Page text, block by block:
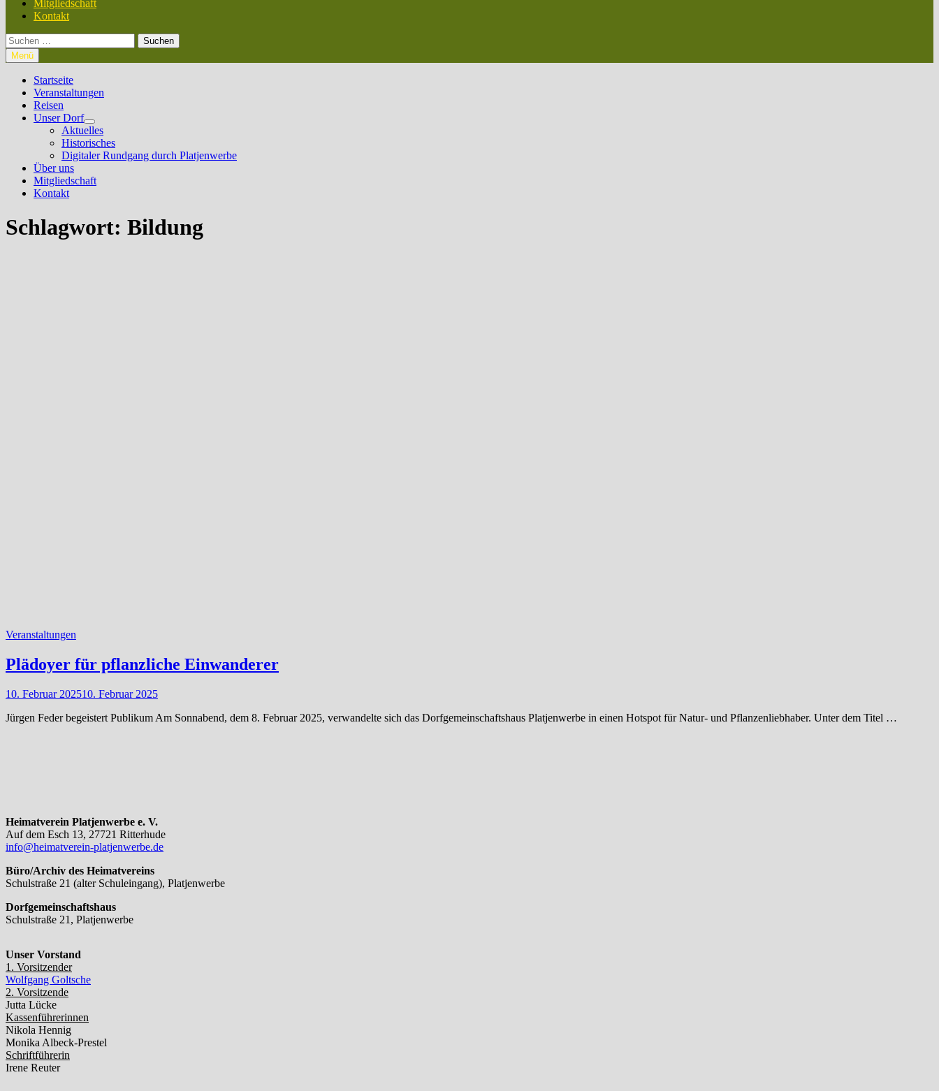
Mitgliedschaft
Kontakt
Suchen
nach:
Menü
Startseite
Veranstaltungen
Reisen
Unser Dorf
Untermenü
anzeigen
Aktuelles
Historisches
Digitaler Rundgang durch Platjenwerbe
Über uns
Mitgliedschaft
Kontakt
Schlagwort: Bildung
Veranstaltungen
Plädoyer für pflanzliche Einwanderer
10. Februar 202510. Februar 2025
Jürgen Feder begeistert Publikum Am Sonnabend, dem 8. Februar 2025, verwandelte sich das Dorfgemeinschaftshaus Platjenwerbe in einen Hotspot für Natur- und Pflanzenliebhaber. Unter dem Titel …
Heimatverein Platjenwerbe e. V.
Auf dem Esch 13, 27721 Ritterhude
info@heimatverein-platjenwerbe.de
Büro/Archiv des Heimatvereins
Schulstraße 21 (alter Schuleingang), Platjenwerbe
Dorfgemeinschaftshaus
Schulstraße 21, Platjenwerbe
Unser Vorstand
1. Vorsitzender
Wolfgang Goltsche
2. Vorsitzende
Jutta Lücke
Kassenführerinnen
Nikola Hennig
Monika Albeck-Prestel
Schriftführerin
Irene Reuter